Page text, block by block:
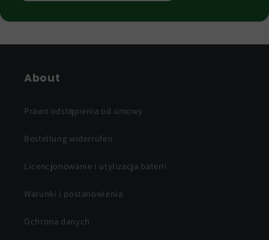
About
Prawo odstąpienia od umowy
Bestellung widerrufen
Licencjonowanie i utylizacja baterii
Warunki i postanowienia
Ochrona danych